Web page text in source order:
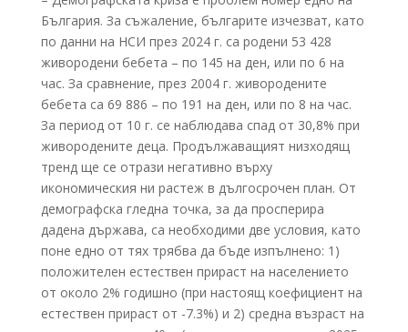
България. За съжаление, българите изчезват, като
по данни на НСИ през 2024 г. са родени 53 428
живородени бебета – по 145 на ден, или по 6 на
час. За сравнение, през 2004 г. живородените
бебета са 69 886 – по 191 на ден, или по 8 на час.
За период от 10 г. се наблюдава спад от 30,8% при
живородените деца. Продължаващият низходящ
тренд ще се отрази негативно върху
икономическия ни растеж в дългосрочен план. От
демографска гледна точка, за да просперира
дадена държава, са необходими две условия, като
поне едно от тях трябва да бъде изпълнено: 1)
положителен естествен прираст на населението
от около 2% годишно (при настоящ коефициент на
естествен прираст от -7.3%) и 2) средна възраст на